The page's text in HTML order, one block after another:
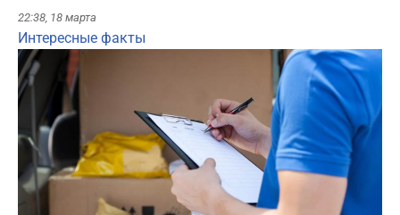
22:38, 18 марта
Интересные факты